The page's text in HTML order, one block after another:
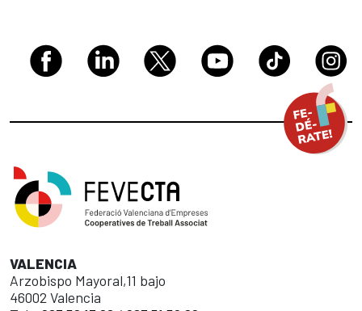
VALENCIA
Arzobispo Mayoral,11 bajo
46002 Valencia